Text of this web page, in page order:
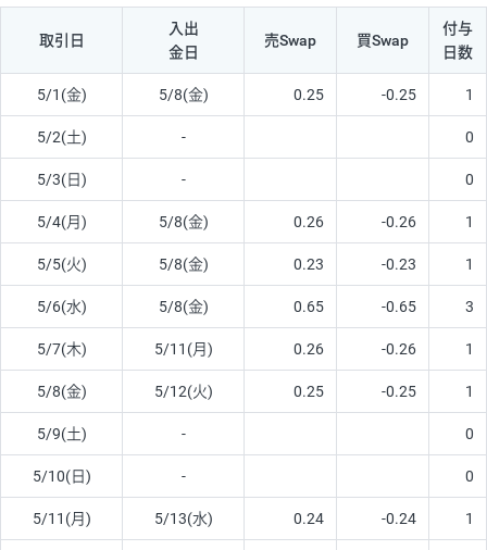
取引日
入出
金日
売Swap 買Swap
付与
日数
5/1(金) 5/8(金) 0.25 -0.25 1
5/2(土) - 0
5/3(日) - 0
5/4(月) 5/8(金) 0.26 -0.26 1
5/5(火) 5/8(金) 0.23 -0.23 1
5/6(水) 5/8(金) 0.65 -0.65 3
5/7(木) 5/11(月) 0.26 -0.26 1
5/8(金) 5/12(火) 0.25 -0.25 1
5/9(土) - 0
5/10(日) - 0
5/11(月) 5/13(水) 0.24 -0.24 1